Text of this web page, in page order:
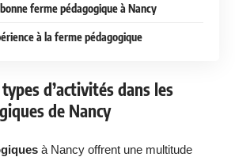
ferme pédagogique à Nancy
à la ferme pédagogique
d’activités dans les
de Nancy
à Nancy offrent une multitude